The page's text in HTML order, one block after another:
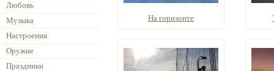
Любовь
Музыка
Настроения
Оружие
Праздники
На горизонте